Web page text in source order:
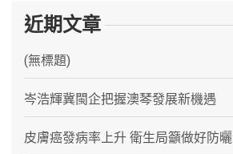
近期文章
(無標題)
岑浩輝冀閩企把握澳琴發展新機遇
皮膚癌發病率上升 衛生局籲做好防曬